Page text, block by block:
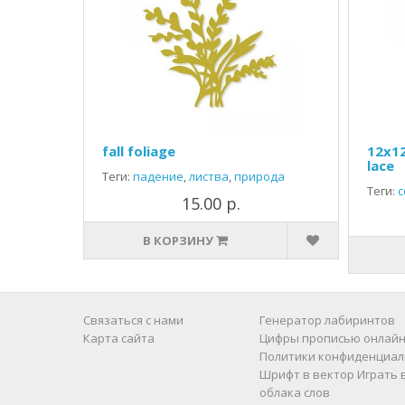
fall foliage
Теги: падение,листва,природа
15.00 р.
В КОРЗИНУ
lace
Теги:
Связаться с нами
Карта сайта
Генератор лабиринтов
Цифры прописью
Политики
Шрифт в вектор Играть
облака слов